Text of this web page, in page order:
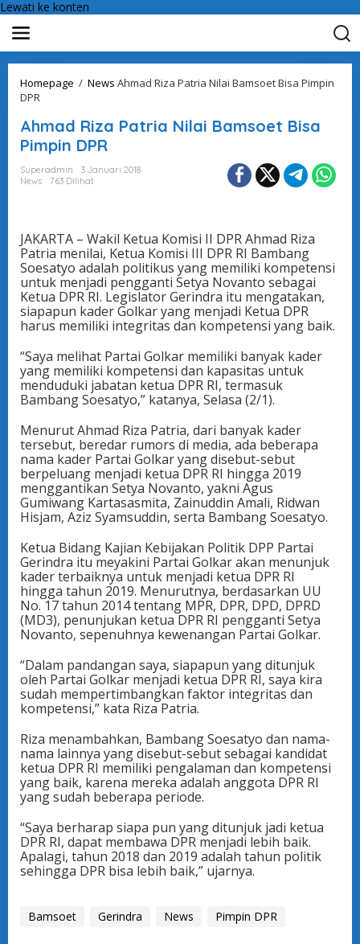
Lewati ke konten
Homepage / News Ahmad Riza Patria Nilai Bamsoet Bisa Pimpin
DPR
Ahmad Riza Patria Nilai Bamsoet Bisa
Pimpin DPR
Superadmin
3 Januari 2018
News
763 Dilihat
JAKARTA – Wakil Ketua Komisi II DPR Ahmad Riza
Patria menilai, Ketua Komisi III DPR RI Bambang
Soesatyo adalah politikus yang memiliki kompetensi
untuk menjadi pengganti Setya Novanto sebagai
Ketua DPR RI. Legislator Gerindra itu mengatakan,
siapapun kader Golkar yang menjadi Ketua DPR
harus memiliki integritas dan kompetensi yang baik.
“Saya melihat Partai Golkar memiliki banyak kader
yang memiliki kompetensi dan kapasitas untuk
menduduki jabatan ketua DPR RI, termasuk
Bambang Soesatyo,” katanya, Selasa (2/1).
Menurut Ahmad Riza Patria, dari banyak kader
tersebut, beredar rumors di media, ada beberapa
nama kader Partai Golkar yang disebut-sebut
berpeluang menjadi ketua DPR RI hingga 2019
menggantikan Setya Novanto, yakni Agus
Gumiwang Kartasasmita, Zainuddin Amali, Ridwan
Hisjam, Aziz Syamsuddin, serta Bambang Soesatyo.
Ketua Bidang Kajian Kebijakan Politik DPP Partai
Gerindra itu meyakini Partai Golkar akan menunjuk
kader terbaiknya untuk menjadi ketua DPR RI
hingga tahun 2019. Menurutnya, berdasarkan UU
No. 17 tahun 2014 tentang MPR, DPR, DPD, DPRD
(MD3), penunjukan ketua DPR RI pengganti Setya
Novanto, sepenuhnya kewenangan Partai Golkar.
“Dalam pandangan saya, siapapun yang ditunjuk
oleh Partai Golkar menjadi ketua DPR RI, saya kira
sudah mempertimbangkan faktor integritas dan
kompetensi,” kata Riza Patria.
Riza menambahkan, Bambang Soesatyo dan nama-
nama lainnya yang disebut-sebut sebagai kandidat
ketua DPR RI memiliki pengalaman dan kompetensi
yang baik, karena mereka adalah anggota DPR RI
yang sudah beberapa periode.
“Saya berharap siapa pun yang ditunjuk jadi ketua
DPR RI, dapat membawa DPR menjadi lebih baik.
Apalagi, tahun 2018 dan 2019 adalah tahun politik
sehingga DPR bisa lebih baik,” ujarnya.
Bamsoet Gerindra News Pimpin DPR